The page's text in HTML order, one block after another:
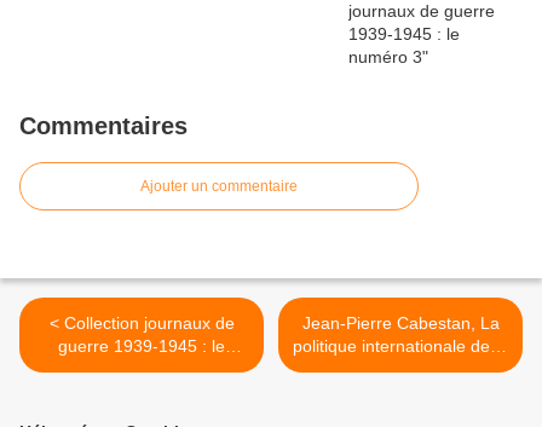
Commentaires
Ajouter un commentaire
< Collection journaux de
guerre 1939-1945 : le
numéro 4
Jean-Pierre Cabestan, La
politique internationale de la
Chine. Entre intégration et